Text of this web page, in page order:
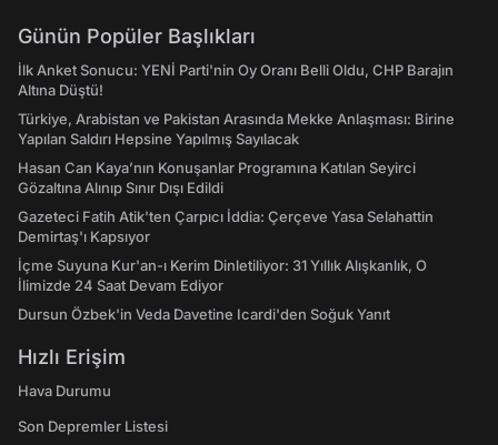
Günün Popüler Başlıkları
İlk Anket Sonucu: YENİ Parti'nin Oy Oranı Belli Oldu, CHP Barajın
Altına Düştü!
Türkiye, Arabistan ve Pakistan Arasında Mekke Anlaşması: Birine
Yapılan Saldırı Hepsine Yapılmış Sayılacak
Hasan Can Kaya’nın Konuşanlar Programına Katılan Seyirci
Gözaltına Alınıp Sınır Dışı Edildi
Gazeteci Fatih Atik'ten Çarpıcı İddia: Çerçeve Yasa Selahattin
Demirtaş'ı Kapsıyor
İçme Suyuna Kur'an-ı Kerim Dinletiliyor: 31 Yıllık Alışkanlık, O
İlimizde 24 Saat Devam Ediyor
Dursun Özbek'in Veda Davetine Icardi'den Soğuk Yanıt
Hızlı Erişim
Hava Durumu
Son Depremler Listesi